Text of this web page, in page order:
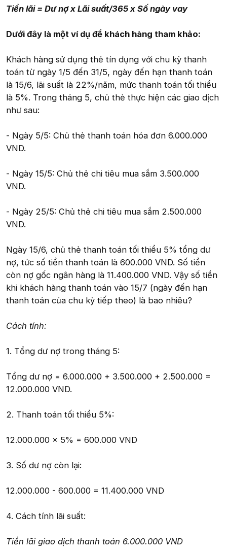
Tiền lãi = Dư nợ x Lãi suất/365 x Số ngày vay
Dưới đây là một ví dụ để khách hàng tham khảo:
Khách hàng sử dụng thẻ tín dụng với chu kỳ thanh
toán từ ngày 1/5 đến 31/5, ngày đến hạn thanh toán
là 15/6, lãi suất là 22%/năm, mức thanh toán tối thiểu
là 5%. Trong tháng 5, chủ thẻ thực hiện các giao dịch
như sau:
- Ngày 5/5: Chủ thẻ thanh toán hóa đơn 6.000.000
VND.
- Ngày 15/5: Chủ thẻ chi tiêu mua sắm 3.500.000
VND.
- Ngày 25/5: Chủ thẻ chi tiêu mua sắm 2.500.000
VND.
Ngày 15/6, chủ thẻ thanh toán tối thiểu 5% tổng dư
nợ, tức số tiền thanh toán là 600.000 VND. Số tiền
còn nợ gốc ngân hàng là 11.400.000 VND. Vậy số tiền
khi khách hàng thanh toán vào 15/7 (ngày đến hạn
thanh toán của chu kỳ tiếp theo) là bao nhiêu?
Cách tính:
1. Tổng dư nợ trong tháng 5:
Tổng dư nợ = 6.000.000 + 3.500.000 + 2.500.000 =
12.000.000 VND.
2. Thanh toán tối thiểu 5%:
12.000.000 x 5% = 600.000 VND
3. Số dư nợ còn lại:
12.000.000 - 600.000 = 11.400.000 VND
4. Cách tính lãi suất:
Tiền lãi giao dịch thanh toán 6.000.000 VND